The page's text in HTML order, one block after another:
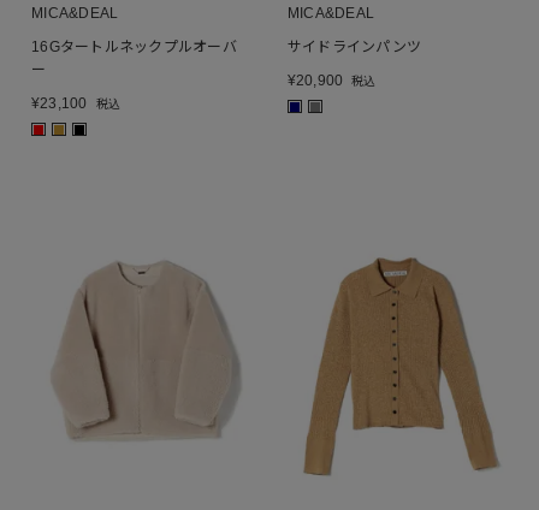
MICA&DEAL
16Gタートルネックプルオーバ
ー
¥23,100 税込
■ ■ ■
MICA&DEAL
サイドラインパンツ
¥20,900 税込
■ ■